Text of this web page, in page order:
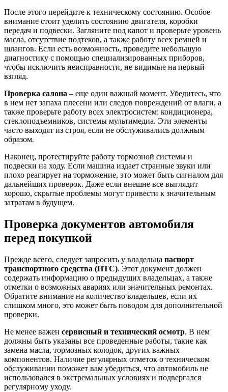
После этого перейдите к техническому состоянию. Особое
внимание стоит уделить состоянию двигателя, коробки
передач и подвески. Загляните под капот и проверьте уровень
масла, отсутствие подтеков, а также работу всех ремней и
шлангов. Если есть возможность, проведите небольшую
диагностику с помощью специализированных приборов,
чтобы исключить неисправности, не видимые на первый
взгляд.
Проверка салона – еще один важный момент. Убедитесь, что
в нем нет запаха плесени или следов повреждений от влаги, а
также проверьте работу всех электросистем: кондиционера,
стеклоподъемников, системы мультимедиа. Эти элементы
часто выходят из строя, если не обслуживались должным
образом.
Наконец, протестируйте работу тормозной системы и
подвески на ходу. Если машина издает странные звуки или
плохо реагирует на торможение, это может быть сигналом для
дальнейших проверок. Даже если внешне все выглядит
хорошо, скрытые проблемы могут привести к значительным
затратам в будущем.
Проверка документов автомобиля
перед покупкой
Прежде всего, следует запросить у владельца паспорт
транспортного средства (ПТС). Этот документ должен
содержать информацию о предыдущих владельцах, а также
отметки о возможных авариях или значительных ремонтах.
Обратите внимание на количество владельцев, если их
слишком много, это может быть поводом для дополнительной
проверки.
Не менее важен сервисный и технический осмотр. В нем
должны быть указаны все проведенные работы, такие как
замена масла, тормозных колодок, других важных
компонентов. Наличие регулярных отметок о техническом
обслуживании поможет вам убедиться, что автомобиль не
использовался в экстремальных условиях и подвергался
регулярному уходу.